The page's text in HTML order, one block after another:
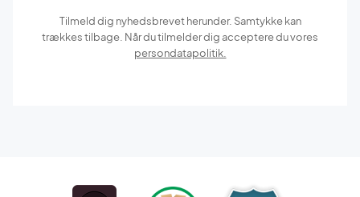
Tilmeld dig nyhedsbrevet herunder. Samtykke kan
trækkes tilbage. Når du tilmelder dig acceptere du vores
persondatapolitik.